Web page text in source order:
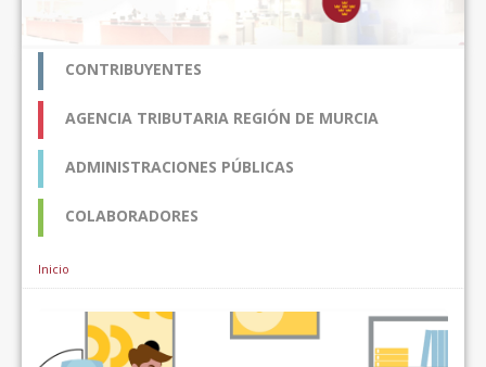
CONTRIBUYENTES
AGENCIA TRIBUTARIA REGIÓN DE MURCIA
ADMINISTRACIONES PÚBLICAS
COLABORADORES
Inicio